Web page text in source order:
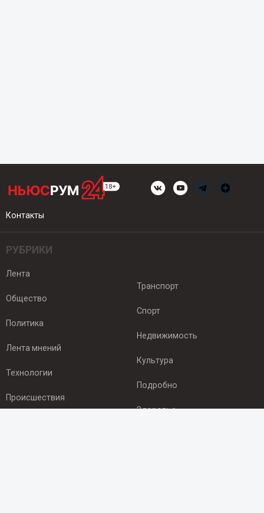
Контакты
РУБРИКИ
Лента
Общество
Политика
Лента мнений
Технологии
Происшествия
Транспорт
Спорт
Недвижимость
Культура
Подробно
Здоровье